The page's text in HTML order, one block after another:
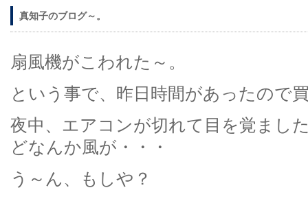
真知子のブログ～。
扇風機がこわれた～。
という事で、昨日時間があったので
夜中、エアコンが切れて目を覚まし
どなんか風が・・・
う～ん、もしや？